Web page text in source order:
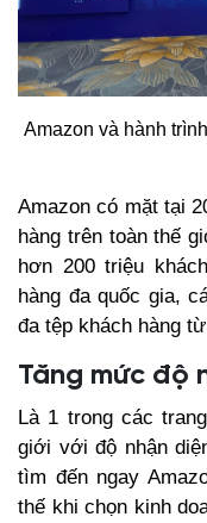
Amazon và hành
Amazon có mặt tại
hàng trên toàn thế
hơn 200 triệu
hàng đa quốc gia,
đa tệp khách hàng
Tăng mức độ
Là 1 trong các
giới với độ nhận
tìm đến ngay
thế khi chọn kinh